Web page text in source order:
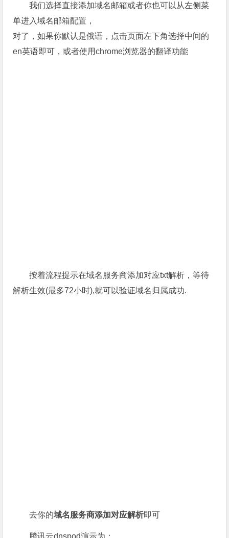
我们选择直接添加域名邮箱或者你也可以从左侧菜
单进入域名邮箱配置，
对了，如果你默认是俄语，点击页面左下角选择中间的
en英语即可，或者使用chrome浏览器的翻译功能
按着流程提示在域名服务商添加对应txt解析，等待
解析生效(最多72小时),就可以验证域名归属成功.
去你的域名服务商添加对应解析即可
腾讯云dnspod演示为：